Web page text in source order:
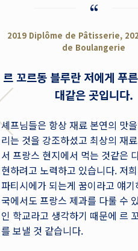
2019 Diplôme de Pâtisserie,
de Boulangerie
르 꼬르동 블루란 저에게 푸
대같은 곳입니다.
셰프님들은 항상 재료 본연의 맛
리는 것을 강조하셨고 최상의 재
서 프랑스 현지에서 먹는 것같은
현하려고 노력하고 있습니다. 저
파티시에가 되는게 꿈이라고 얘
국에서도 프랑스 제과를 다룰 수
인 학교라고 생각하기 때문에 르
를 보낼 것 같습니다.